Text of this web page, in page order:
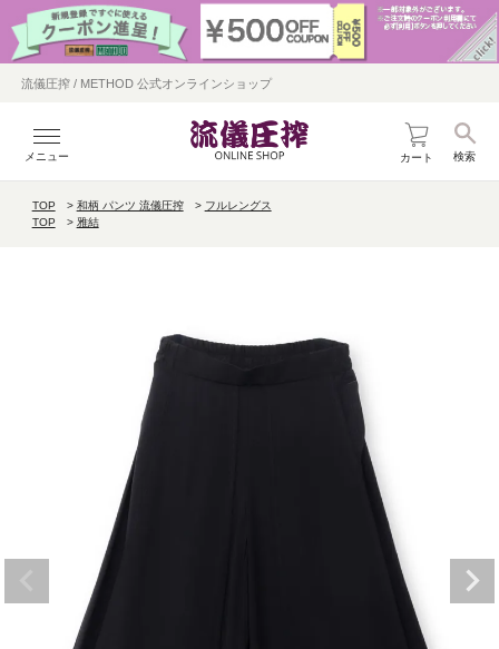
流儀圧搾 / METHOD 公式オンラインショップ
メニュー カート 検索
TOP 和柄 パンツ 流儀圧搾
フルレングス
TOP
雅結